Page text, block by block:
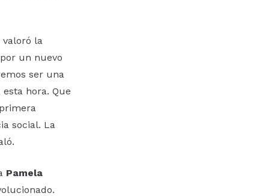
valoró la
un nuevo
ser una
hora. Que
social. La
Pamela